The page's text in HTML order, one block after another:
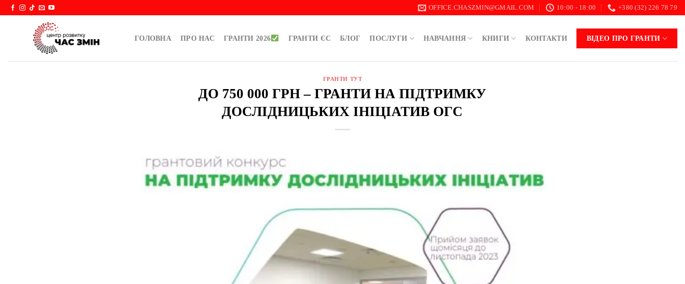
Skip
OFFICE.CHASZMIN@GMAIL.COM 10:00 - 18:00 +380 (32) 226 78 79
ГОЛОВНА ПРО НАС ГРАНТИ 2026 ГРАНТИ ЄС БЛОГ ПОСЛУГИ НАВЧАННЯ КНИГИ КОНТАКТИ ВІДЕО ПРО ГРАНТИ
ГРАНТИ ТУТ
ДО 750 000 ГРН – ГРАНТИ НА ПІДТРИМКУ
ДОСЛІДНИЦЬКИХ ІНІЦІАТИВ ОГС